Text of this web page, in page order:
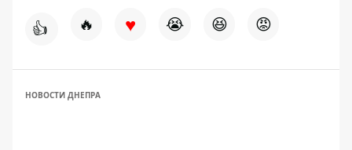
👍 🔥 ♥ 😭 😆 😡
НОВОСТИ ДНЕПРА